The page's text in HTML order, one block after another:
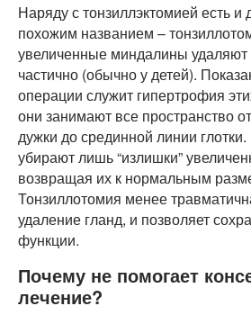
Наряду с тонзиллэктомией есть и
похожим названием –
увеличенные миндалины удаляют
частично (обычно у детей).
операции служит гипертрофия
они занимают все пространство
дужки до срединной линии
убирают лишь “излишки”
возвращая их к нормальным
Тонзиллотомия менее
удаление гланд, и позволяет
функции.
Почему не помогает
лечение?